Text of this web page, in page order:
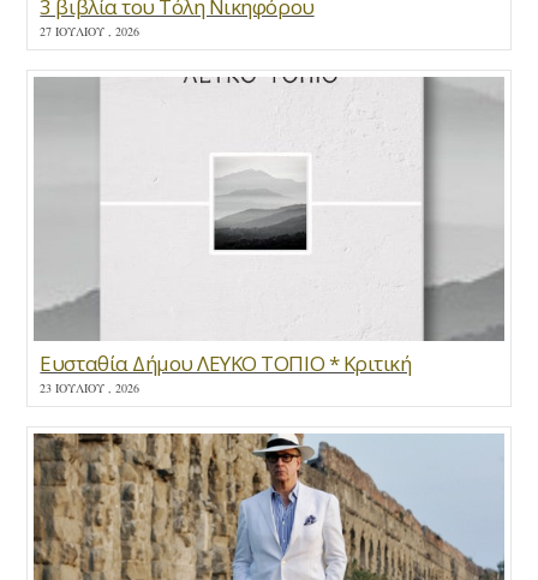
3 βιβλία του Τόλη Νικηφόρου
27 ΙΟΥΛΊΟΥ , 2026
Ευσταθία Δήμου ΛΕΥΚΟ ΤΟΠΙΟ * Κριτική
23 ΙΟΥΛΊΟΥ , 2026